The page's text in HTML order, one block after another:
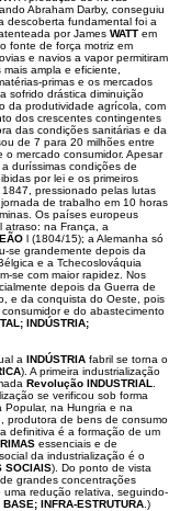
Abraham Darby, conseguiu
descoberta fundamental foi a
por James WATT em
fonte de força motriz em
e navios a vapor permitiram
ampla e eficiente,
primas e os mercados
sofrido drástica diminuição
da produtividade agrícola, com
dos crescentes contingentes
das condições sanitárias e da
de 7 para 20 milhões entre
mercado consumidor. Apesar
duríssimas condições de
por lei e os primeiros
pressionado pelas lutas
de trabalho em 10 horas
Os países europeus
atraso: na França, a
l (1804/15); a Alemanha só
se grandemente depois da
e a Tchecoslováquia
se com maior rapidez. Nos
depois da Guerra de
e da conquista do Oeste, pois
e do abastecimento
INDÚSTRIA;
a INDÚSTRIA fabril se torna o
). A primeira industrialização
Revolução INDUSTRIAL
se verificou sob forma
Popular, na Hungria e na
produtora de bens de consumo
definitiva é a formação de um
essenciais e de
da industrialização é o
SOCIAIS). Do ponto de vista
grandes concentrações
redução relativa, seguindo-
BASE; INFRA-ESTRUTURA .)